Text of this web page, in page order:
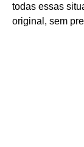
todas essas
original, sem